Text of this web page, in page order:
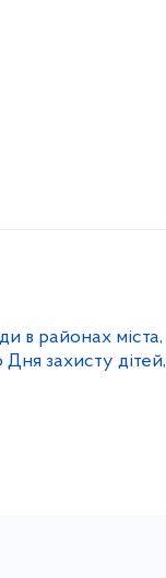
в районах міста,
Дня захисту дітей,